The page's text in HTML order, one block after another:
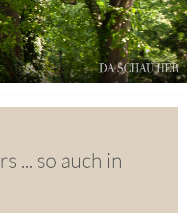
... so auch in